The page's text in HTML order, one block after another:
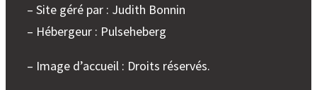
– Site géré par : Judith Bonnin
– Hébergeur : Pulseheberg
– Image d’accueil : Droits réservés.